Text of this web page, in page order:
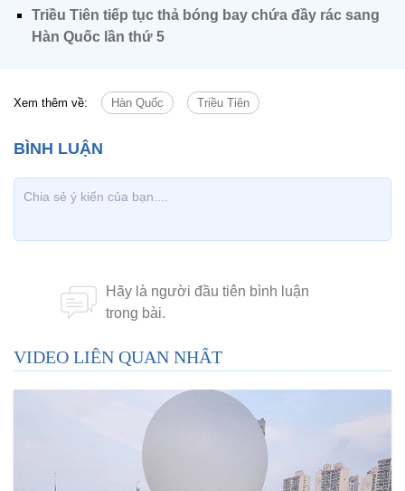
Triều Tiên tiếp tục thả bóng bay chứa đầy rác sang
Hàn Quốc lần thứ 5
Xem thêm về: Hàn Quốc Triều Tiên
VIDEO LIÊN QUAN NHẤT